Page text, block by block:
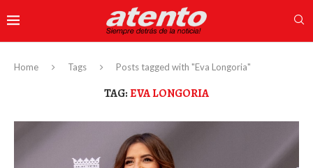
Home Tags Posts tagged with "Eva Longoria"
TAG:EVA LONGORIA